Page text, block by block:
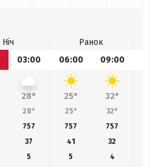
Ніч
Ранок
03:00 06:00 09:00
28° 25° 32°
28° 25° 32°
757 757 757
37 41 32
5 5
4